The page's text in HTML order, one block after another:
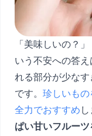
「美味しいの？
いう不安への答
れる部分が少なす
です。 珍しいも
全力でおすすめ し
ぱい甘いフルーツ